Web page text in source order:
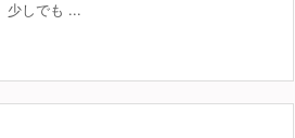
少しでも ...